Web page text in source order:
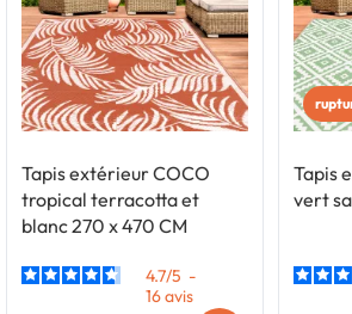
Tapis extérieur COCO
tropical terracotta et
blanc 270 x 470 CM
4.7/5 -
16avis
Tapis
vert